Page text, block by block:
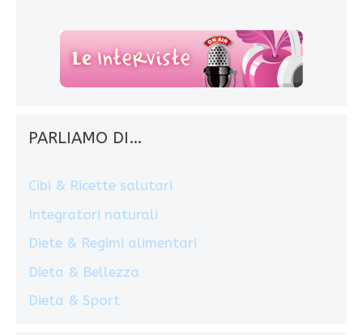
PARLIAMO DI…
Cibi & Ricette salutari
Integratori naturali
Diete & Regimi alimentari
Dieta & Bellezza
Dieta & Sport